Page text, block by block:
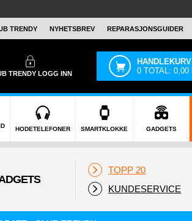
TRENDY NYHETSBREV REPARASJONSGUIDER
TRENDYLOGG INN
HANDLEKURV
0 TOTAL:0,00
HODETELEFONER SMARTKLOKKE GADGETS
TOPP 20
KUNDESERVICE